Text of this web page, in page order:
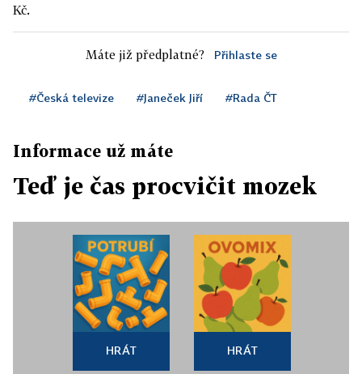
Kč.
Máte již předplatné? Přihlaste se
#Česká televize #Janeček Jiří #Rada ČT
Informace už máte
Teď je čas procvičit mozek
HRÁT HRÁT